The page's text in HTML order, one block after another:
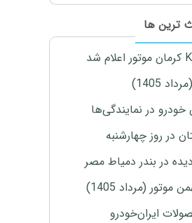
ترین ها
در بندر دمیاط مصر
(مرداد 1405)
ایران‌خودرو